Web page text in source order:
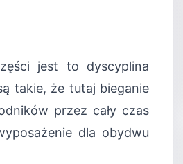
jest to dyscyplina
takie, że tutaj bieganie
przez cały czas
dla obydwu